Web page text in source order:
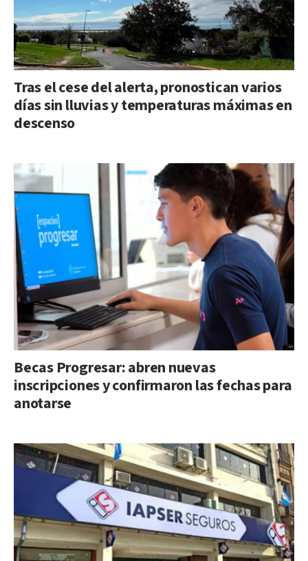
Tras el cese del alerta, pronostican varios
días sin lluvias y temperaturas máximas en
descenso
Becas Progresar: abren nuevas
inscripciones y confirmaron las fechas para
anotarse